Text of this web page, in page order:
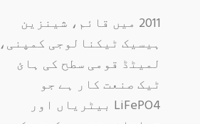
2011 میں قائم، شینزین
ہیسیک ٹیکنالوجی کمپنی،
لمیٹڈ قومی سطح کی ہائ
ٹیک صنعت کار ہے جو
LiFePO4 بیٹریاں اور